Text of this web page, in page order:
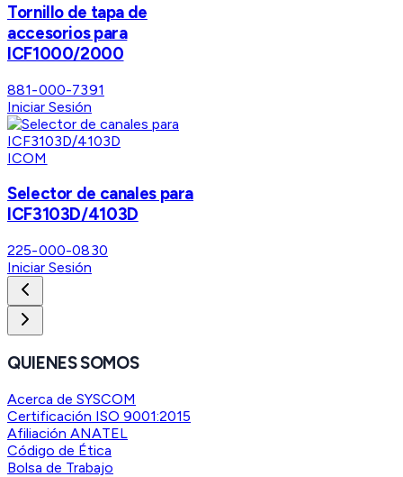
Tornillo de tapa de
accesorios para
ICF1000/2000
881-000-7391
Iniciar Sesión
ICOM
Selector de canales para
ICF3103D/4103D
225-000-0830
Iniciar Sesión
QUIENES SOMOS
Acerca de SYSCOM
Certificación ISO 9001:2015
Afiliación ANATEL
Código de Ética
Bolsa de Trabajo